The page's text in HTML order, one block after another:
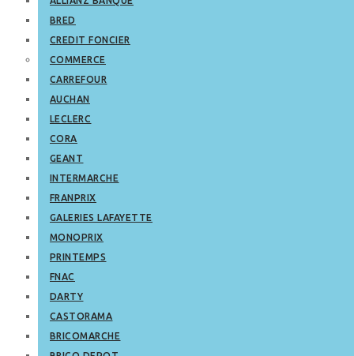
BRED
CREDIT FONCIER
COMMERCE
CARREFOUR
AUCHAN
LECLERC
CORA
GEANT
INTERMARCHE
FRANPRIX
GALERIES LAFAYETTE
MONOPRIX
PRINTEMPS
FNAC
DARTY
CASTORAMA
BRICOMARCHE